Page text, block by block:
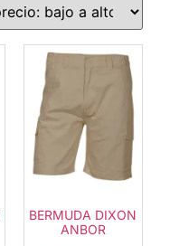
BERMUDA DIXON
ANBOR